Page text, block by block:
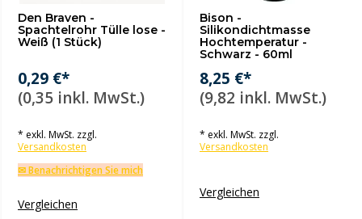
Den Braven -
Spachtelrohr Tülle lose -
Weiß (1 Stück)
0,29 €*
(0,35 inkl. MwSt.)
* exkl. MwSt. zzgl.
Versandkosten
✉ Benachrichtigen Sie mich
Vergleichen
Bison -
Silikondichtmasse
Hochtemperatur -
Schwarz - 60ml
8,25 €*
(9,82 inkl. MwSt.)
* exkl. MwSt. zzgl.
Versandkosten
Vergleichen